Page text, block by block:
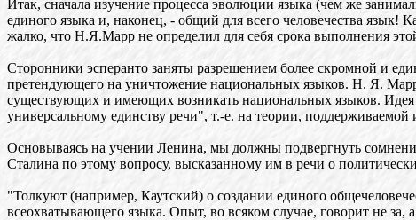
Итак, сначала изучение процесса эволюции языка (чем же
единого языка и, наконец, - общий для всего человечества язык!
жалко, что Н.Я.Марр не определил для себя срока выполнения
Сторонники эсперанто заняты разрешением более скромной и
претендующего на уничтожение национальных языков. Н. Я.
существующих и имеющих возникать национальных языков. Идея
универсальному единству речи", т.-е. на теории,
Основываясь на учении Ленина, мы должны подвергнуть
Сталина по этому вопросу, высказанному им в речи о
"Толкуют (например, Каутский) о создании единого
всеохватывающего языка. Опыт, во всяком случае, говорит не за,